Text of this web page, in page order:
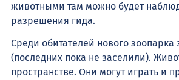
животными там можно будет
разрешения гида.
Среди обитателей нового
(последних пока не заселили).
пространстве. Они могут играть и